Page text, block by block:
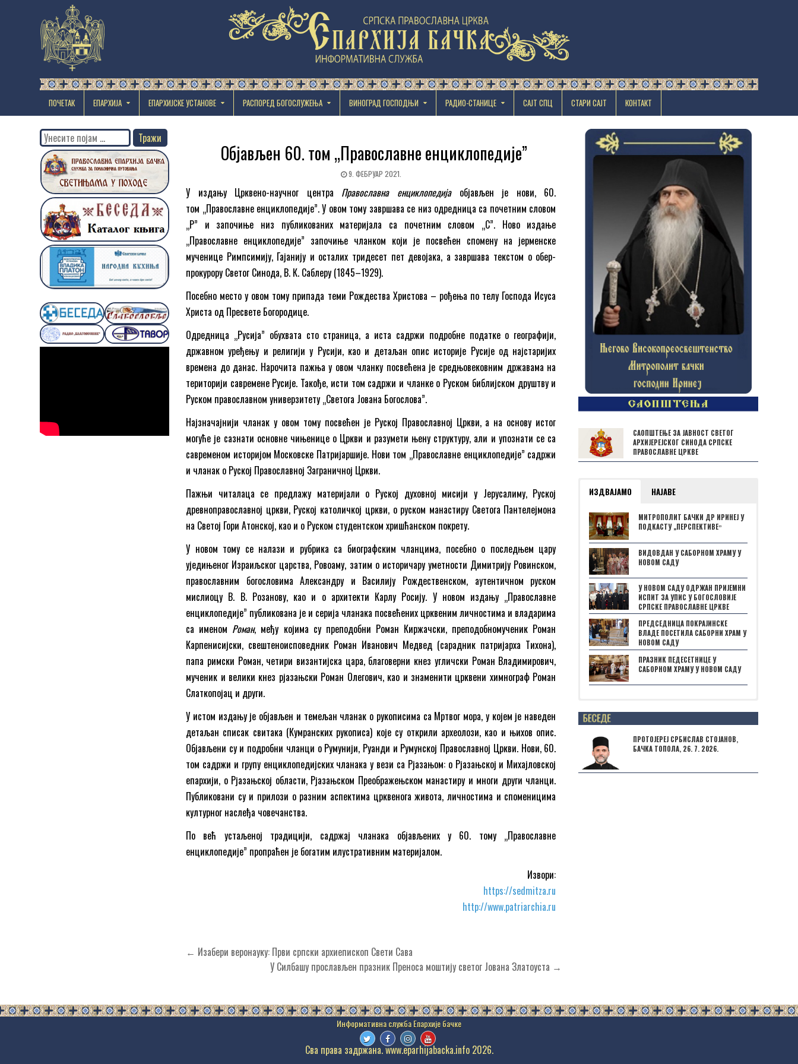
ПОЧЕТАК ЕПАРХИЈА EПАРХИЈСКЕ УСТАНОВЕ РАСПОРЕД БОГОСЛУЖЕЊА ВИНОГРАД ГОСПОДЊИ РАДИО-СТАНИЦЕ САЈТ СПЦ СТАРИ САЈТ КОНТАКТ
Објављен 60. том „Православне енциклопедије”
9. ФЕБРУАР 2021.
У издању Црквено-научног центра Православна енциклопедијаобјављен је нови, 60.
том „Православне енциклопедије”. У овом тому завршава се низ одредница са почетним словом
„Р” и започиње низ публикованих материјала са почетним словом „С”. Ново издање
„Православне енциклопедије” започиње чланком који је посвећен спомену на јерменске
мученице Римпсимију, Гајанију и осталих тридесет пет девојака, а завршава текстом о обер-
прокурору Светог Синода, В. К. Саблеру (1845–1929).
Посебно место у овом тому припада теми Рождества Христова – рођења по телу Господа Исуса
Христа од Пресвете Богородице.
Одредница „Русија” обухвата сто страница, а иста садржи подробне податке о географији,
државном уређењу и религији у Русији, као и детаљан опис историје Русије од најстаријих
времена до данас. Нарочита пажња у овом чланку посвећена је средњовековним државама на
територији савремене Русије. Такође, исти том садржи и чланке о Руском библијском друштву и
Руском православном универзитету „Светога Јована Богослова”.
Најзначајнији чланак у овом тому посвећен је Руској Православној Цркви, а на основу истог
могуће је сазнати основне чињенице о Цркви и разумети њену структуру, али и упознати се са
савременом историјом Московске Патријаршије. Нови том „Православне енциклопедије” садржи
и чланак о Руској Православној Заграничној Цркви.
Пажњи читалаца се предлажу материјали о Руској духовној мисији у Јерусалиму, Руској
древноправославној цркви, Руској католичкој цркви, о руском манастиру Светога Пантелејмона
на Светој Гори Атонској, као и о Руском студентском хришћанском покрету.
У новом тому се налази и рубрика са биографским чланцима, посебно о последњем цару
уједињеног Израиљског царства, Ровоаму, затим о историчару уметности Димитрију Ровинском,
православним богословима Александру и Василију Рождественском, аутентичном руском
мислиоцу В. В. Розанову, као и о архитекти Карлу Росију. У новом издању „Православне
енциклопедије” публикована је и серија чланака посвећених црквеним личностима и владарима
са именом Роман, међу којима су преподобни Роман Киржачски, преподобномученик Роман
Карпенисијски, свештеноисповедник Роман Иванович Медвед (сарадник патријарха Тихона),
папа римски Роман, четири византијска цара, благоверни кнез угличски Роман Владимирович,
мученик и велики кнез рјазањски Роман Олегович, као и знаменити црквени химнограф Роман
Слаткопојац и други.
У истом издању је објављен и темељан чланак о рукописима са Мртвог мора, у којем је наведен
детаљан списак свитака (Кумранских рукописа) које су открили археолози, као и њихов опис.
Објављени су и подробни чланци о Румунији, Руанди и Румунској Православној Цркви. Нови, 60.
том садржи и групу енциклопедијских чланака у вези са Рјазањом: о Рјазањској и Михајловској
епархији, о Рјазањској области, Рјазањском Преображењском манастиру и многи други чланци.
Публиковани су и прилози о разним аспектима црквенога живота, личностима и споменицима
културног наслеђа човечанства.
По већ устаљеној традицији, садржај чланака објављених у 60. тому „Православне
енциклопедије” пропраћен је богатим илустративним материјалом.
Извори:
https://sedmitza.ru
http://www.patriarchia.ru
Кретање
← Изабери веронауку: Први српски архиепископ Свети Сава
У Силбашу прослављен празник Преноса моштију светог Јована Златоуста →
Search
for:
САОПШТЕЊЕ ЗА ЈАВНОСТ СВЕТОГ
АРХИЈЕРЕЈСКОГ СИНОДА СРПСКЕ
ПРАВОСЛАВНЕ ЦРКВЕ
ИЗДВАЈАМО НАЈАВЕ
МИТРОПОЛИТ БАЧКИ ДР ИРИНЕЈ У
ПОДКАСТУ „ПЕРСПЕКТИВЕˮ
ВИДОВДАН У САБОРНОМ ХРАМУ У
НОВОМ САДУ
У НОВОМ САДУ ОДРЖАН ПРИЈЕМНИ
ИСПИТ ЗА УПИС У БОГОСЛОВИЈЕ
СРПСКЕ ПРАВОСЛАВНЕ ЦРКВЕ
ПРЕДСЕДНИЦА ПОКРАЈИНСКЕ
ВЛАДЕ ПОСЕТИЛА САБОРНИ ХРАМ У
НОВОМ САДУ
ПРАЗНИК ПЕДЕСЕТНИЦЕ У
САБОРНОМ ХРАМУ У НОВОМ САДУ
Posts not found
ПРОТОЈЕРЕЈ СРБИСЛАВ СТОЈАНОВ,
БАЧКА ТОПОЛА, 26. 7. 2026.
Сва права задржана. www.eparhijabacka.info 2026.